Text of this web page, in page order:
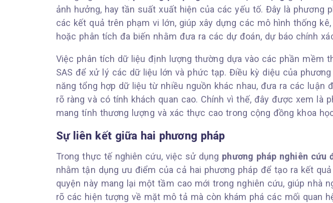
ảnh hưởng, hay tần suất xuất hiện của các yếu tố. Đây là phương
các kết quả trên phạm vi lớn, giúp xây dựng các mô hình thống
hoặc phân tích đa biến nhằm đưa ra các dự đoán, dự báo chính
Việc phân tích dữ liệu định lượng thường dựa vào các phần mềm
SAS để xử lý các dữ liệu lớn và phức tạp. Điều kỳ diệu của
năng tổng hợp dữ liệu từ nhiều nguồn khác nhau, đưa ra các luận
rõ ràng và có tính khách quan cao. Chính vì thế, đây được xem là
mang tính thương lượng và xác thực cao trong cộng đồng khoa
Sự liên kết giữa hai phương pháp
Trong thực tế nghiên cứu, việc sử dụng phương pháp nghiên cứu
nhằm tận dụng ưu điểm của cả hai phương pháp để tạo ra kết
quyện này mang lại một tầm cao mới trong nghiên cứu, giúp nhà
rõ các hiện tượng về mặt mô tả mà còn khám phá các mối quan